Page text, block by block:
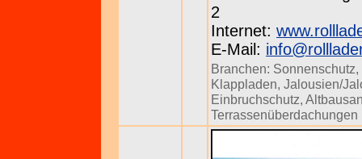
2
Internet:
E-Mail:
Branchen: Sonnenschutz,
Klappladen, Jalousien/
Einbruchschutz,
Terrassenüberdachungen